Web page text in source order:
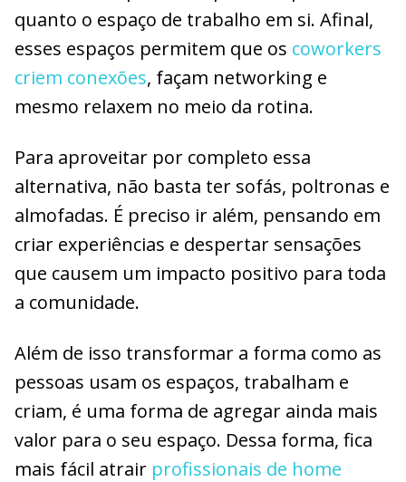
quanto o espaço de trabalho em si. Afinal,
esses espaços permitem que os coworkers
criem conexões, façam networking e
mesmo relaxem no meio da rotina.
Para aproveitar por completo essa
alternativa, não basta ter sofás, poltronas e
almofadas. É preciso ir além, pensando em
criar experiências e despertar sensações
que causem um impacto positivo para toda
a comunidade.
Além de isso transformar a forma como as
pessoas usam os espaços, trabalham e
criam, é uma forma de agregar ainda mais
valor para o seu espaço. Dessa forma, fica
mais fácil atrair profissionais de home